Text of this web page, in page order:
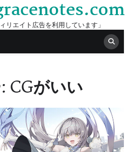
リエイト広告を利用しています」
CGがいい